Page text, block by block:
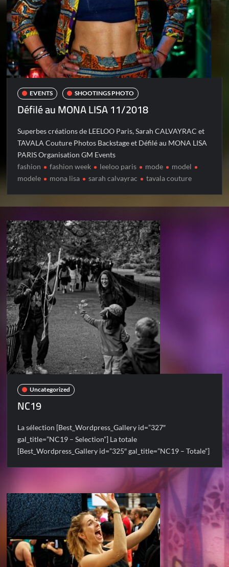
EVENTS SHOOTINGS PHOTO
Défilé au MONA LISA 11/2018
Superbes créations de LEELOO Paris, Sarah CALVAYRAC et
TAVALA Couture Photos Backstage et Défilé au MONA LISA
PARIS Organisation GM Events
fashion
fashion week leeloo paris mode
model
modele
mona lisa sarah calvayrac tavala couture
Uncategorized
NC19
La sélection [Best_Wordpress_Gallery id=”327″
gal_title=”NC19 – Selection”] La totale
[Best_Wordpress_Gallery id=”325″ gal_title=”NC19 – Totale”]